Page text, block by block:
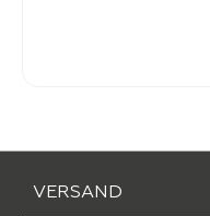
VERSAND